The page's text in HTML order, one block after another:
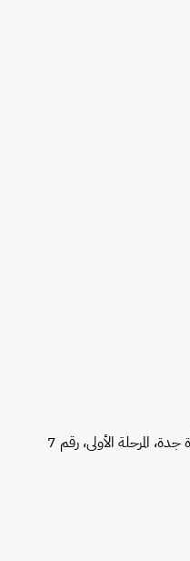
المرحلة الأولى، رقم 7